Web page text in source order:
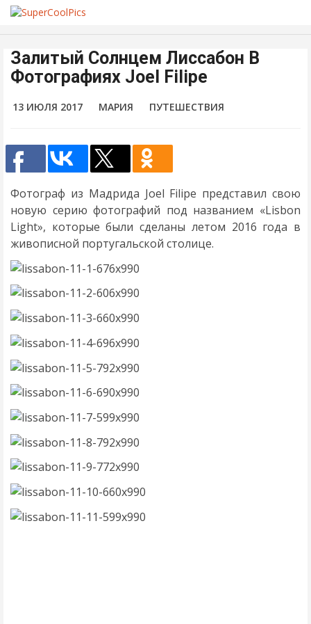
Залитый Солнцем Лиссабон В
Фотографиях Joel Filipe
13 ИЮЛЯ 2017 МАРИЯ ПУТЕШЕСТВИЯ
Фотограф из Мадрида Joel Filipe представил свою
новую серию фотографий под названием «Lisbon
Light», которые были сделаны летом 2016 года в
живописной португальской столице.